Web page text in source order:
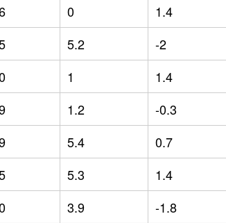
0 1.4
5.2 -2
1 1.4
1.2 -0.3
5.4 0.7
5.3 1.4
3.9 -1.8